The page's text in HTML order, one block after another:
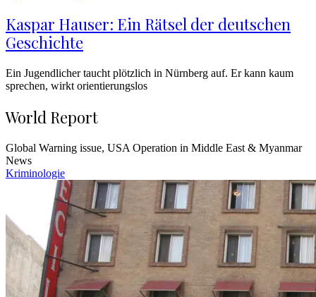
Kaspar Hauser: Ein Rätsel der deutschen
Geschichte
Ein Jugendlicher taucht plötzlich in Nürnberg auf. Er kann kaum
sprechen, wirkt orientierungslos
World Report
Global Warning issue, USA Operation in Middle East & Myanmar
News
Kriminologie